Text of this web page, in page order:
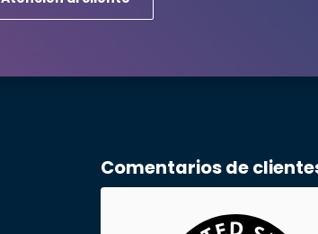
Nombre y apellidos*
Comentarios de